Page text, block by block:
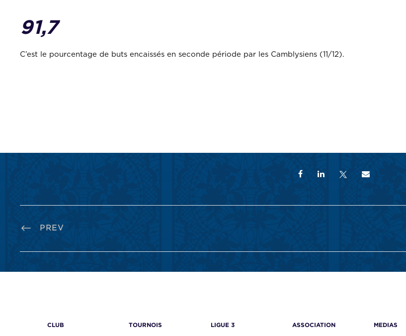
91,7
C’est le pourcentage de buts encaissés en seconde période par les Camblysiens (11/12).
PREV
CLUB TOURNOIS LIGUE 3 ASSOCIATION MEDIAS